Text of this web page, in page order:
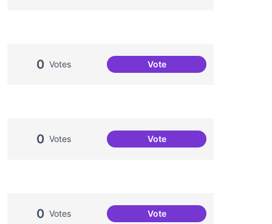
0 Votes VoteCasal de Barri Congrés
0 Votes VoteCelebracions conjuntes
0 Votes VoteComissió de Festes